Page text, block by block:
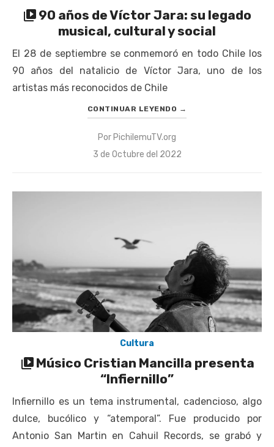
90 años de Víctor Jara: su legado
musical, cultural y social
El 28 de septiembre se conmemoró en todo Chile los
90 años del natalicio de Víctor Jara, uno de los
artistas más reconocidos de Chile
CONTINUAR LEYENDO →
Por PichilemuTV.org
Publicado
3 de Octubre del 2022
Cultura
Músico Cristian Mancilla presenta
“Infiernillo”
Infiernillo es un tema instrumental, cadencioso, algo
dulce, bucólico y “atemporal”. Fue producido por
Antonio San Martin en Cahuil Records, se grabó y